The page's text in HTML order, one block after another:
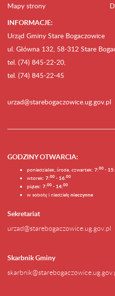
Mapy strony
INFORMACJE:
Urząd Gminy Stare Bogaczowice
ul. Główna 132, 58-312 Stare
tel. (74) 845-22-20,
tel. (74) 845-22-45
urzad@starebogaczowice.ug.gov.pl
GODZINY OTWARCIA:
poniedziałek, środa, czwartek: 7:00 - 15:
wtorek: 7:00 - 16:00
piątek: 7:00 - 14:00
w sobotę i niedzielę nieczynne
Sekretariat
urzad@starebogaczowice.ug.gov.pl
Skarbnik Gminy